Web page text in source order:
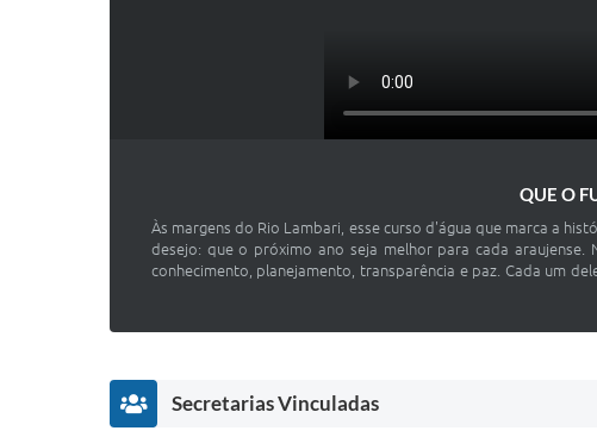
QUE O
Às margens do Rio Lambari, esse curso d'água que marca a
desejo: que o próximo ano seja melhor para cada
conhecimento, planejamento, transparência e paz. Cada um
Secretarias Vinculadas